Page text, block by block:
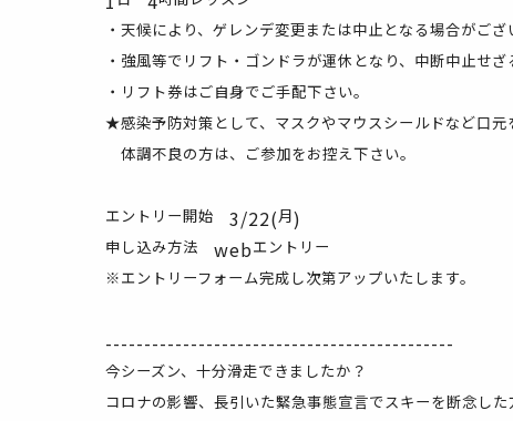
・天候により、ゲレンデ変更または中止となる場合がござ
・強風等でリフト・ゴンドラが運休となり、中断中止せ
・リフト券はご自身でご手配下さい。
★感染予防対策として、マスクやマウスシールドなど口元
体調不良の方は、ご参加をお控え下さい。
エントリー開始 3/22(月)
申し込み方法webエントリー
※エントリーフォーム完成し次第アップいたします。
---------------------------------------------
今シーズン、十分滑走できましたか？
コロナの影響、長引いた緊急事態宣言でスキーを断念した